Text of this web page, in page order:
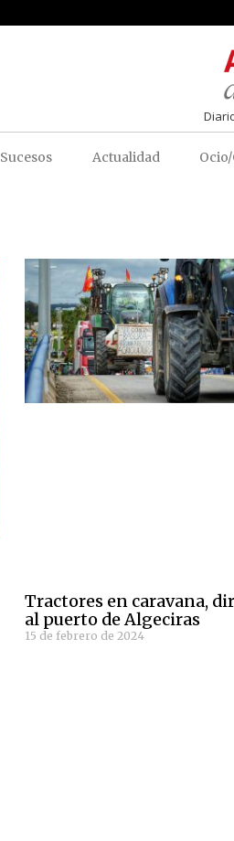
Sucesos Actualidad
Tractores en caravana,
al puerto de Algeciras
15 de febrero de 2024